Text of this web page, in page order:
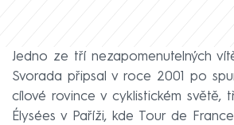
Jedno ze tří nezapomenutelných
Svorada připsal v roce 2001 po
cílové rovince v cyklistickém světě,
Élysées v Paříži, kde Tour de